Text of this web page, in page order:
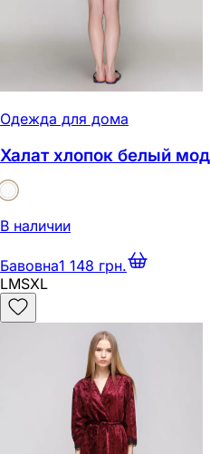
Одежда для дома
Халат хлопок белый
В наличии
Бавовна1 148 грн.
LMSXL